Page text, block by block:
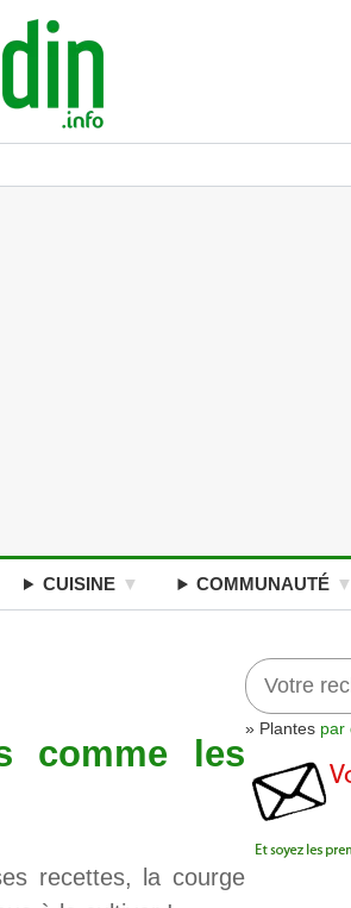
CUISINE COMMUNAUTÉ
comme les
recettes, la courge
» Plantes par